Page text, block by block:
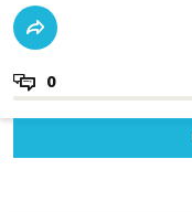
0